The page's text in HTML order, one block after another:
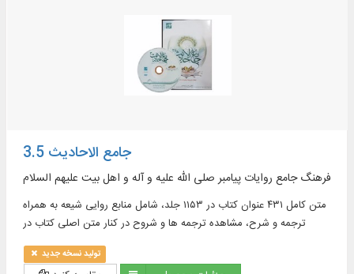
ومعاجم اللغة باللغتين العربية و الفارسية في ۶۲ مجلداً بقابليات البحث
جامع الاحادیث 3.5
فرهنگ جامع روایات پیامبر صلی الله علیه و آله و اهل بیت علیهم السلام
متن کامل ۴۳۱ عنوان کتاب در ۱۱۵۳ جلد، شامل منابع روایی شیعه به همراه
ترجمه و شرح، مشاهده ترجمه ها و شروح در کنار متن اصلی کتاب در
تولید نسخه جدید